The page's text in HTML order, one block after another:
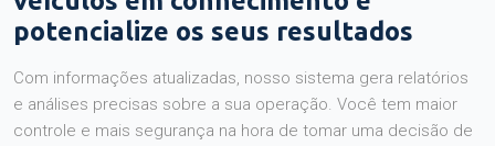
potencialize os seus resultados
Com informações atualizadas, nosso sistema gera relatórios
e análises precisas sobre a sua operação. Você tem maior
controle e mais segurança na hora de tomar uma decisão de